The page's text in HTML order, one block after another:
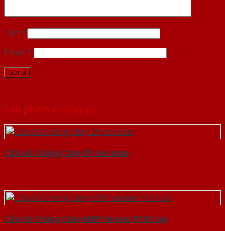
Tên *
Email *
Sản phẩm tương tự
Cửa Gỗ Chống Cháy 2P son xam
Cửa Gỗ Chống Cháy MDF Veneer P1G1 soi